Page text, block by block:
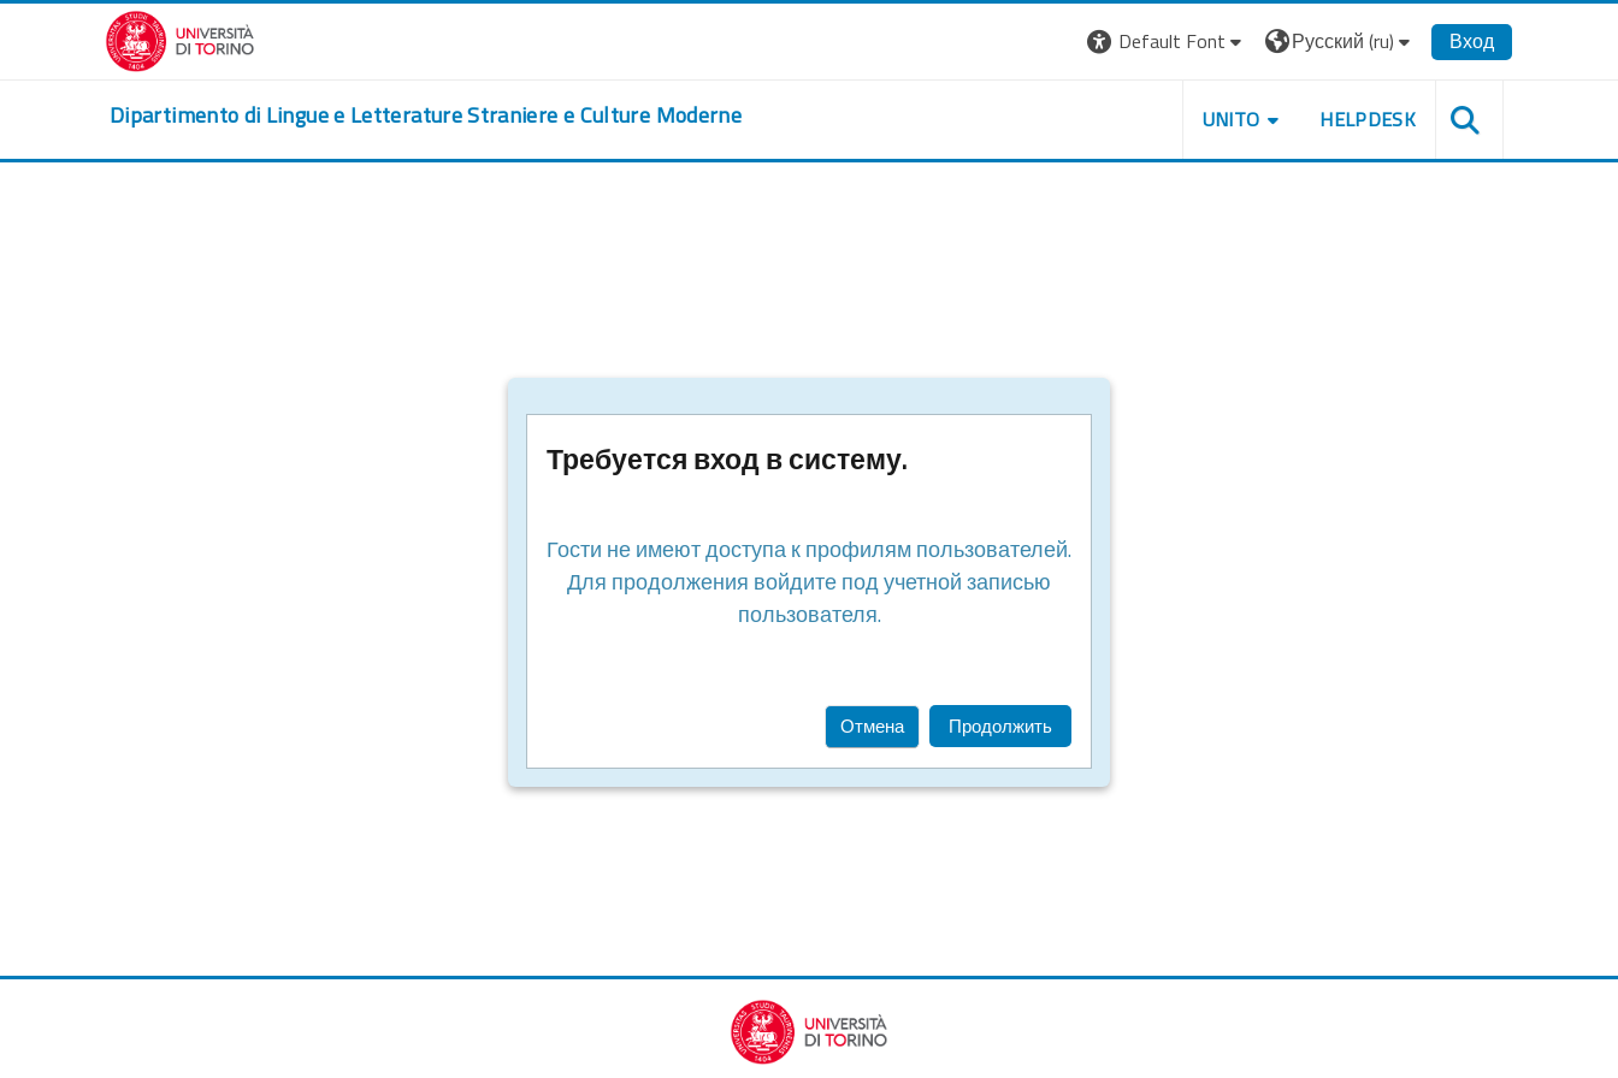
Перейти к основному содержанию
Default Font
Русский ‎(ru)‎ Вход
Dipartimento di Lingue e Letterature Straniere e Culture Moderne UNITO HELPDESK
Требуется вход в систему.
Гости не имеют доступа к профилям пользователей.
Для продолжения войдите под учетной записью
пользователя.
Отмена Продолжить